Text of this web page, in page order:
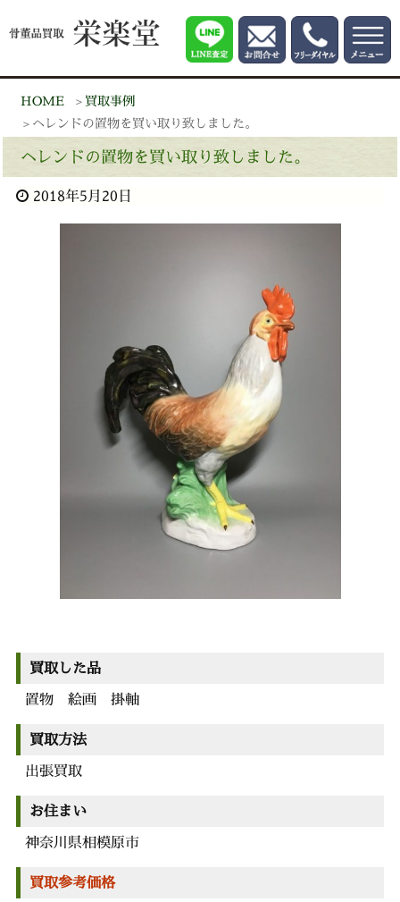
HOME
買取事例
ヘレンドの置物を買い取り致しました。
ヘレンドの置物を買い取り致しました。
2018年5月20日
買取した品
置物 絵画 掛軸
買取方法
出張買取
お住まい
神奈川県相模原市
買取参考価格